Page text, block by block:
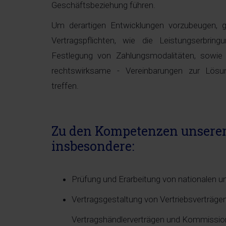
Geschäftsbeziehung führen.
Um derartigen Entwicklungen vorzubeugen,
Vertragspflichten, wie die
Festlegung von Zahlungsmodalitäten,
rechtswirksame - Vereinbarungen zur
treffen.
Zu den Kompetenzen
insbesondere:
Prüfung und Erarbeitung von nationalen
Vertragsgestaltung von
Vertragshändlerverträgen und